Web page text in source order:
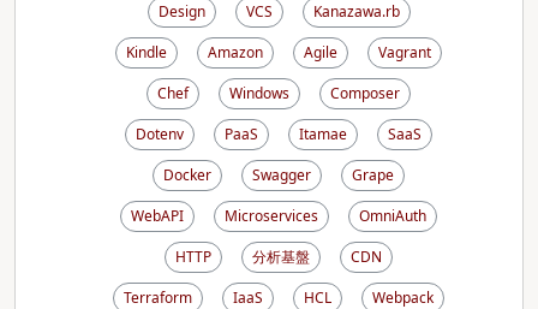
Design
VCS
Kanazawa.rb
Kindle
Amazon Agile
Vagrant
Chef
Windows
Composer
Dotenv
PaaS Itamae
SaaS
Docker
Swagger
Grape
WebAPI
Microservices
OmniAuth
HTTP
分析基盤
CDN
Terraform
IaaS HCL
Webpack